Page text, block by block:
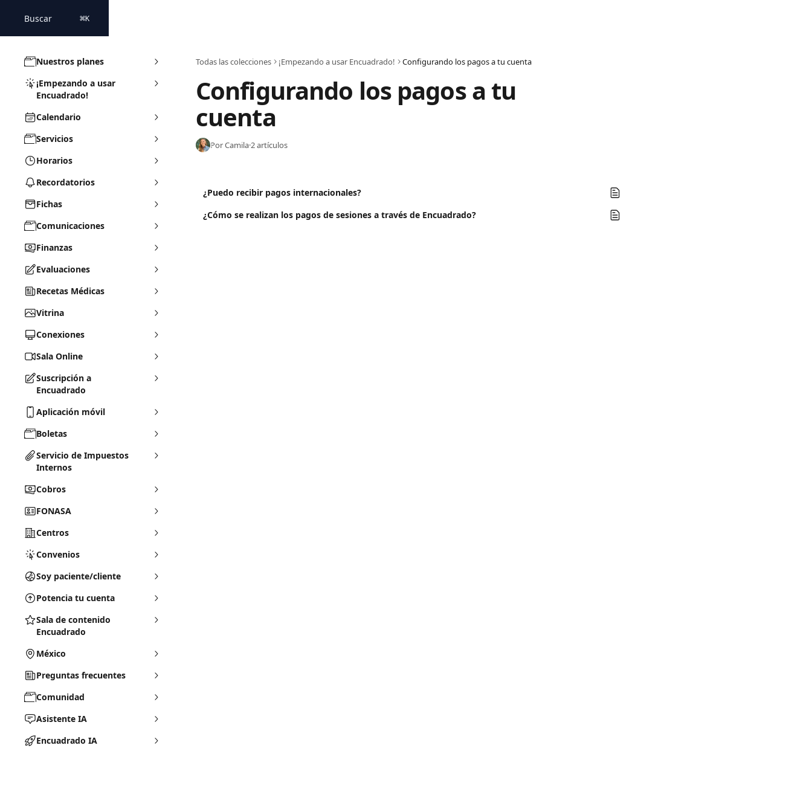
Buscar ⌘K
Nuestros planes
¡Empezando a usar
Encuadrado!
Calendario
Servicios
Horarios
Recordatorios
Fichas
Comunicaciones
Finanzas
Evaluaciones
Recetas Médicas
Vitrina
Conexiones
Sala Online
Suscripción a
Encuadrado
Aplicación móvil
Boletas
Servicio de Impuestos
Internos
Cobros
FONASA
Centros
Convenios
Soy paciente/cliente
Potencia tu cuenta
Sala de contenido
Encuadrado
México
Preguntas frecuentes
Comunidad
Asistente IA
Encuadrado IA
Todas las colecciones ¡Empezando a usar Encuadrado! Configurando los pagos a tu cuenta
Configurando los pagos a tu
cuenta
Por Camila·2 artículos
¿Puedo recibir pagos internacionales?
¿Cómo se realizan los pagos de sesiones a través de Encuadrado?